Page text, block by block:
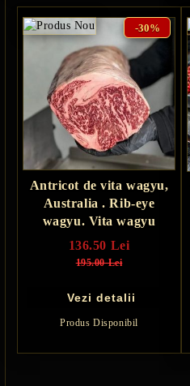
Antricot de vita wagyu,
Australia . Rib-eye
wagyu. Vita wagyu
-30%
136.50 Lei
195.00 Lei
Vezi detalii
Produs Disponibil